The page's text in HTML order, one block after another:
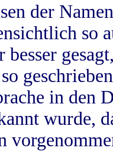
der
so
besser
in
wurde,